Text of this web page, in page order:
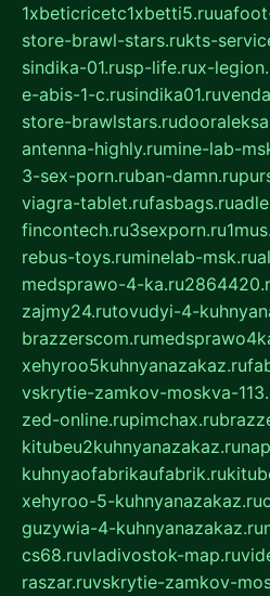
1xbeticricetc1xbetti5.ru
store-brawl-stars.rukts-
sindika-01.rusp-life.rux-
e-abis-1-c.rusindika01.ru
store-brawlstars.ru
antenna-highly.rumine-lab-
3-sex-porn.ruban-damn.ru
viagra-tablet.rufasbags.ru
fincontech.ru3sexporn.ru
rebus-toys.ruminelab-msk.ru
medsprawo-4-ka.ru
zajmy24.rutovudyi-4-
brazzerscom.ru
xehyroo5kuhnyanazakaz.ru
vskrytie-zamkov-moskva-
zed-online.rupimchax.ru
kitubeu2kuhnyanazakaz.ru
kuhnyaofabrikaufabrik.ru
xehyroo-5-kuhnyanazakaz.ru
guzywia-4-kuhnyanazakaz.ru
cs68.ruvladivostok-map.ru
raszar.ruvskrytie-zamkov-